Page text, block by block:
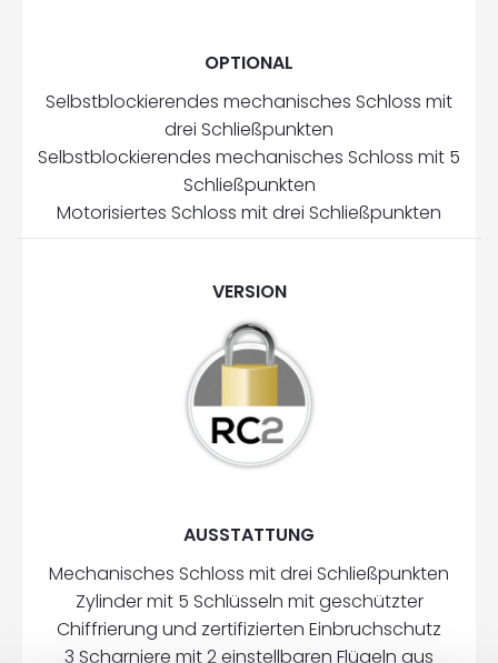
OPTIONAL
Selbstblockierendes mechanisches Schloss mit
drei Schließpunkten
Selbstblockierendes mechanisches Schloss mit 5
Schließpunkten
Motorisiertes Schloss mit drei Schließpunkten
VERSION
AUSSTATTUNG
Mechanisches Schloss mit drei Schließpunkten
Zylinder mit 5 Schlüsseln mit geschützter
Chiffrierung und zertifizierten Einbruchschutz
3 Scharniere mit 2 einstellbaren Flügeln aus